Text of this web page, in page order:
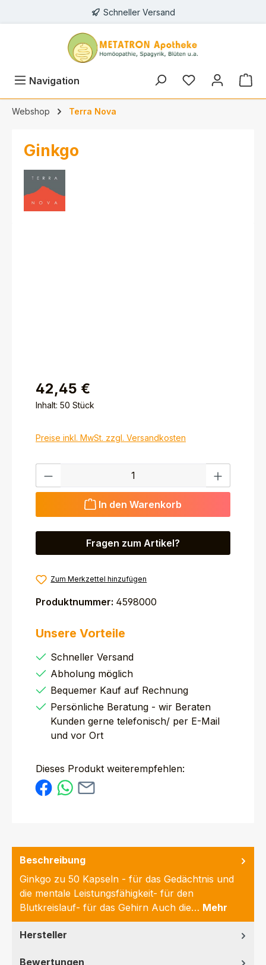
Schneller Versand
Navigation
Webshop Terra Nova
Ginkgo
42,45 €
Inhalt: 50 Stück
Preise inkl. MwSt. zzgl. Versandkosten
Produkt Anzahl: Gib den gewünschten Wert ein
In den Warenkorb
Fragen zum Artikel?
Zum Merkzettel hinzufügen
Produktnummer: 4598000
Unsere Vorteile
Schneller Versand
Abholung möglich
Bequemer Kauf auf Rechnung
Persönliche Beratung - wir Beraten
Kunden gerne telefonisch/ per E-Mail
und vor Ort
Dieses Produkt weiterempfehlen:
Beschreibung
Ginkgo zu 50 Kapseln - für das Gedächtnis und
die mentale Leistungsfähigkeit- für den
Blutkreislauf- für das Gehirn Auch die… Mehr
Hersteller
Bewertungen